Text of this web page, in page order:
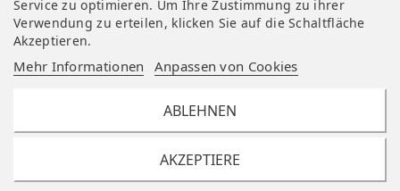
Service zu optimieren. Um Ihre Zustimmung zu ihrer
Verwendung zu erteilen, klicken Sie auf die Schaltfläche
Akzeptieren.
Mehr Informationen Anpassen von Cookies
ABLEHNEN
AKZEPTIERE